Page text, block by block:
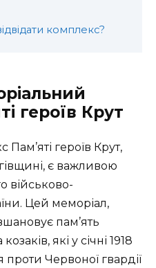
комплекс?
героїв Крут
героїв Крут,
є важливою
військово-
Цей меморіал,
пам’ять
які у січні 1918
Червоної гвардії